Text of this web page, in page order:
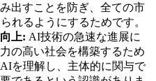
出すことを防ぎ、全ての市
れるようにするためです。
上: AI技術の急速な進展に
の高い社会を構築するため
を理解し、主体的に関与で